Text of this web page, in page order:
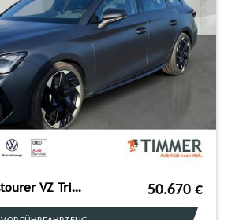
CUPRA Leon Sportstourer VZ Tribe 2.0TSI 245kW (333PS)* 50.670 €